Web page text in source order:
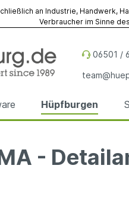
an Industrie, Handwerk,
Verbraucher im Sinne
06501 /
Hüpfburgen
-